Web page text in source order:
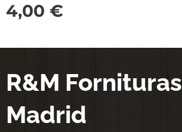
4,00 €
R&M Fornituras
Madrid